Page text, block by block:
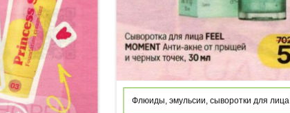
Флюиды, эмульсии, сыворотки для лица